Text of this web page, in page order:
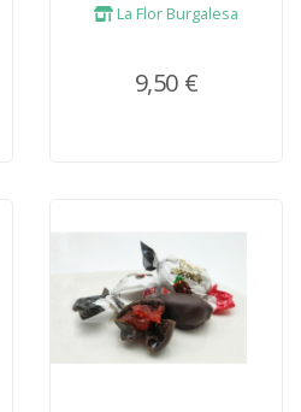
La Flor Burgalesa
9,50 €